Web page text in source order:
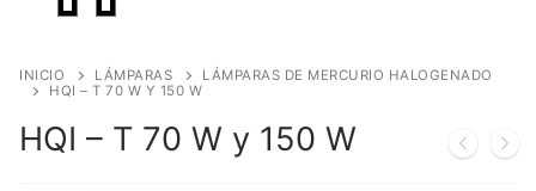
INICIO LÁMPARAS
LÁMPARAS DE MERCURIO HALOGENADO
HQI – T 70 W Y 150 W
HQI – T 70 W y 150 W